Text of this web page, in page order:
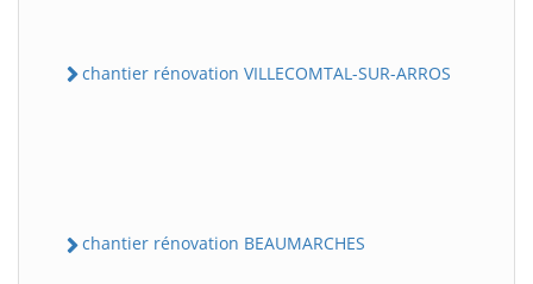
chantier rénovation VILLECOMTAL-SUR-ARROS
chantier rénovation BEAUMARCHES